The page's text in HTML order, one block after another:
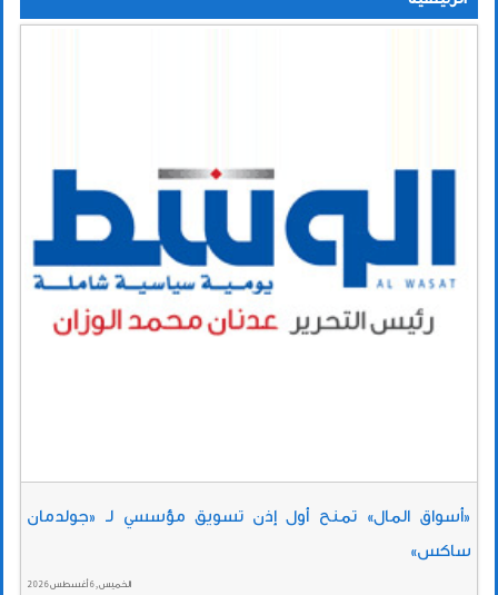
«أسواق المال» تمنح أول إذن تسويق مؤسسي لـ «جولدمان
ساكس»
الخميس , 6 أغسطس 2026